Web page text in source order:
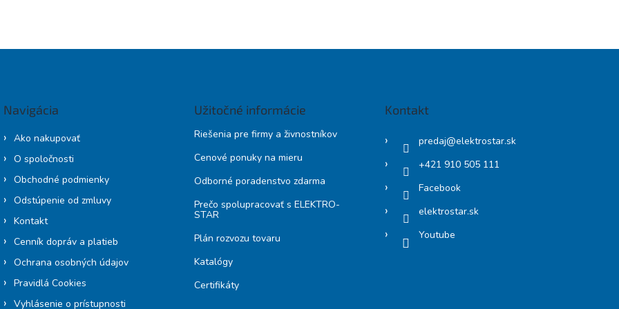
Navigácia
Ako nakupovať
O spoločnosti
Obchodné podmienky
Odstúpenie od zmluvy
Kontakt
Cenník dopráv a platieb
Ochrana osobných údajov
Pravidlá Cookies
Vyhlásenie o prístupnosti
Užitočné informácie
Riešenia pre firmy a živnostníkov
Cenové ponuky na mieru
Odborné poradenstvo zdarma
Prečo spolupracovať s ELEKTRO-
STAR
Plán rozvozu tovaru
Katalógy
Certifikáty
Kontakt
predaj@elektrostar.sk
+421 910 505 111
Facebook
elektrostar.sk
Youtube